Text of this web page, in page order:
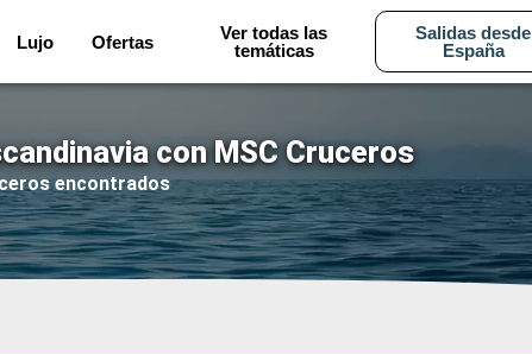
Lujo Ofertas
Ver todas las
temáticas
Salidas desde
España
con MSC Cruceros
encontrados